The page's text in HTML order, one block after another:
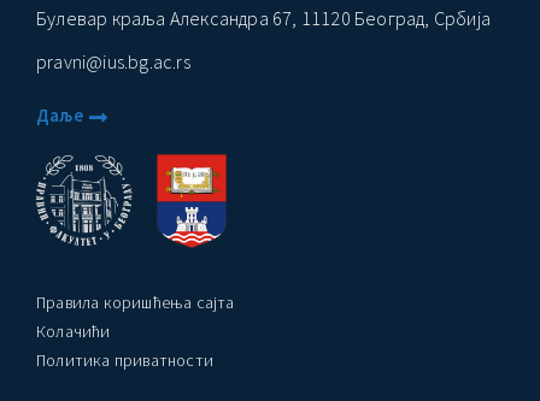
Булевар краља Александра 67, 11120 Београд, Србија
pravni@ius.bg.ac.rs
Даље
Правила коришћења сајта
Колачићи
Политика приватности